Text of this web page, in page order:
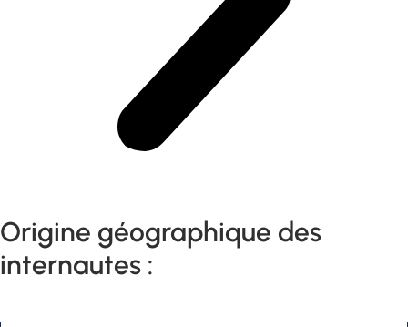
Origine géographique des
internautes :